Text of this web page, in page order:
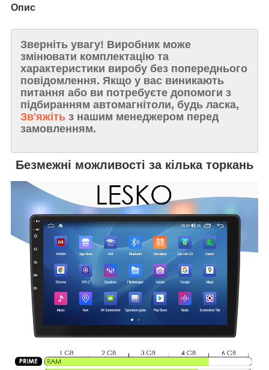
Опис
Зверніть увагу! Виробник може
змінювати комплектацію та
характеристики виробу без попереднього
повідомлення. Якщо у вас виникають
питання або ви потребуєте допомоги з
підбиранням автомагнітоли, будь ласка,
Зв'яжіть з нашим менеджером перед
замовленням.
Безмежні можливості за кілька торкань